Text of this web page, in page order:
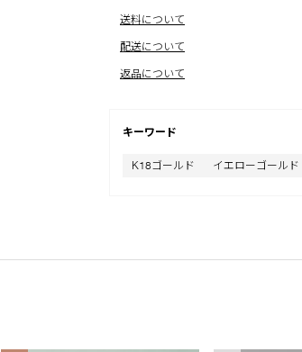
送料について
配送について
返品について
キーワード
K18ゴールド イエローゴールド